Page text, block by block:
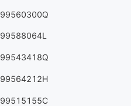
99560300Q
99588064L
99543418Q
99564212H
99515155C